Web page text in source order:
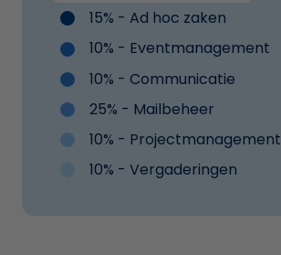
15% - Ad hoc zaken
10% - Eventmanagement
10% - Communicatie
25% - Mailbeheer
10% - Projectmanagement
10% - Vergaderingen